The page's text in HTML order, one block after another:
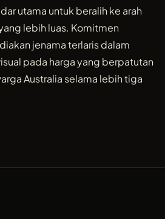
utama untuk beralih ke arah
lebih luas. Komitmen
jenama terlaris dalam
pada harga yang berpatutan
Australia selama lebih tiga